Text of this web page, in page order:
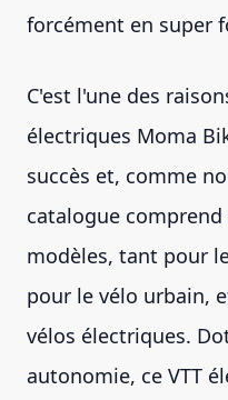
forcément en super
C'est l'une des
électriques Moma
succès et, comme
catalogue
modèles, tant pour
pour le vélo urbain,
vélos électriques.
autonomie, ce VTT